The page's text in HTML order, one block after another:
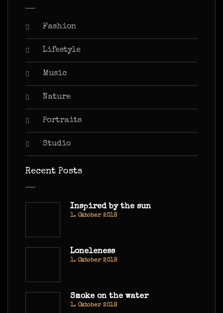
Fashion
Lifestyle
Music
Nature
Portraits
Studio
Recent Posts
Inspired by the sun
1. Oktober 2018
Loneleness
1. Oktober 2018
Smoke on the water
1. Oktober 2018